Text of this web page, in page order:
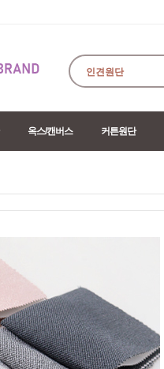
옥스/캔버스 커튼원단